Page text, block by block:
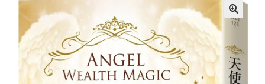
Мой аккаунт
Новости
Оптовый склад